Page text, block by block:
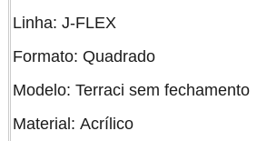
Linha: J-FLEX
Formato: Quadrado
Modelo: Terraci sem fechamento
Material: Acrílico